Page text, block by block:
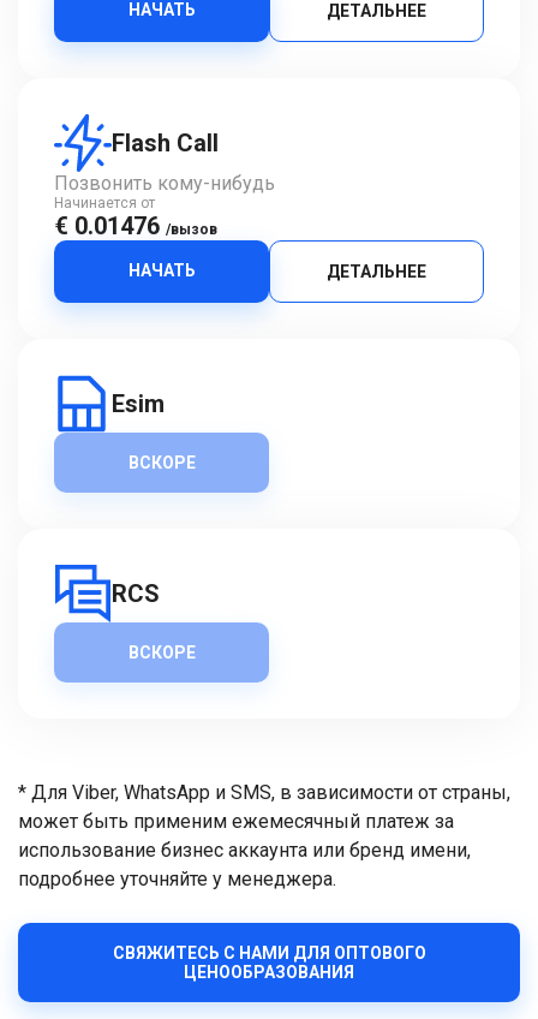
НАЧАТЬ ДЕТАЛЬНЕЕ
Flash Call
Позвонить кому-нибудь
Начинается от
€ 0.01476 /вызов
НАЧАТЬ ДЕТАЛЬНЕЕ
Esim
ВСКОРЕ
RCS
ВСКОРЕ
* Для Viber, WhatsApp и SMS, в зависимости от страны,
может быть применим ежемесячный платеж за
использование бизнес аккаунта или бренд имени,
подробнее уточняйте у менеджера.
СВЯЖИТЕСЬ С НАМИ ДЛЯ ОПТОВОГО
ЦЕНООБРАЗОВАНИЯ